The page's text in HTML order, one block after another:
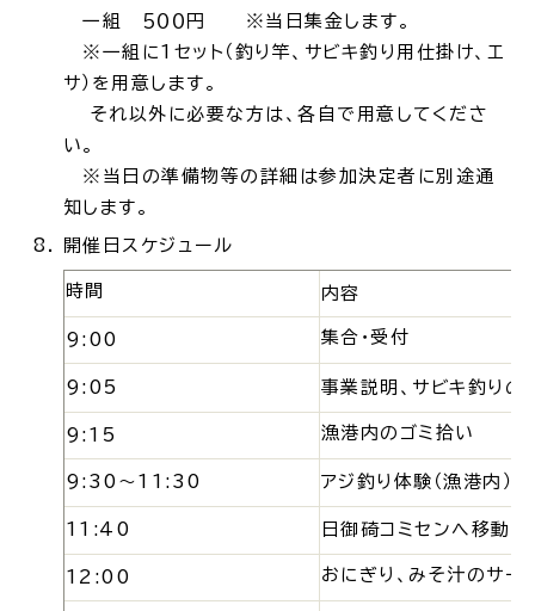
おくやみ
一組 ５００円 ※当日集金します。
※一組に1セット（釣り竿、サビキ釣り用仕掛け、エ
サ）を用意します。
それ以外に必要な方は、各自で用意してくださ
い。
※当日の準備物等の詳細は参加決定者に別途通
知します。
開催日スケジュール
時間 内容
9:00 集合・受付
9:05 事業説明、サビキ釣りの
9:15 漁港内のゴミ拾い
9:30～11:30 アジ釣り体験（漁港内）
11:40 日御碕コミセンへ移動
12:00 おにぎり、みそ汁のサー